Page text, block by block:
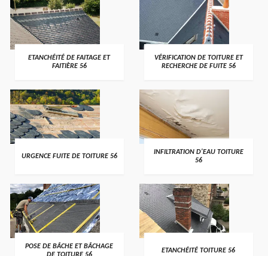
>
ETANCHÉITÉ DE FAITAGE ET
FAITIÈRE 56
>
VÉRIFICATION DE TOITURE ET
RECHERCHE DE FUITE 56
>
URGENCE FUITE DE TOITURE 56 >
INFILTRATION D'EAU TOITURE
56
>
POSE DE BÂCHE ET BÂCHAGE
>
ETANCHÉITÉ TOITURE 56